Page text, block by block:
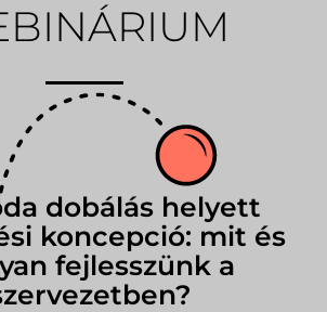
dobálás helyett
koncepció: mit és
fejlesszünk a